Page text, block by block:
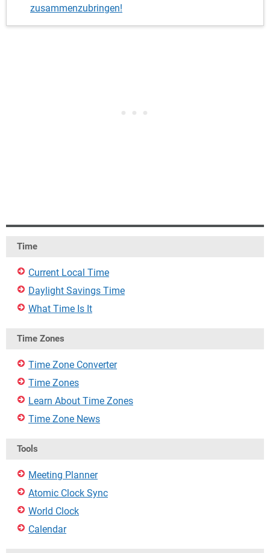
zusammenzubringen!
Time
Current Local Time
Daylight Savings Time
What Time Is It
Time Zones
Time Zone Converter
Time Zones
Learn About Time Zones
Time Zone News
Tools
Meeting Planner
Atomic Clock Sync
World Clock
Calendar